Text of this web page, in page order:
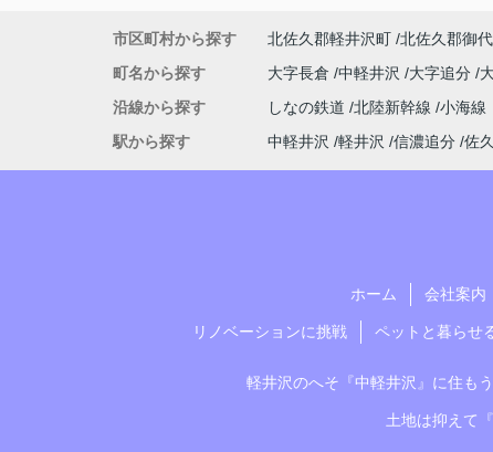
市区町村から探す 北佐久郡軽井沢町 北佐久郡御
町名から探す
大字長倉 中軽井沢 大字追分
沿線から探す
しなの鉄道 北陸新幹線 小海線
駅から探す
中軽井沢 軽井沢 信濃追分 佐
ホーム 会社案内
リノベーションに挑戦 ペットと暮らせ
軽井沢のへそ『中軽井沢』に住もう
土地は抑えて